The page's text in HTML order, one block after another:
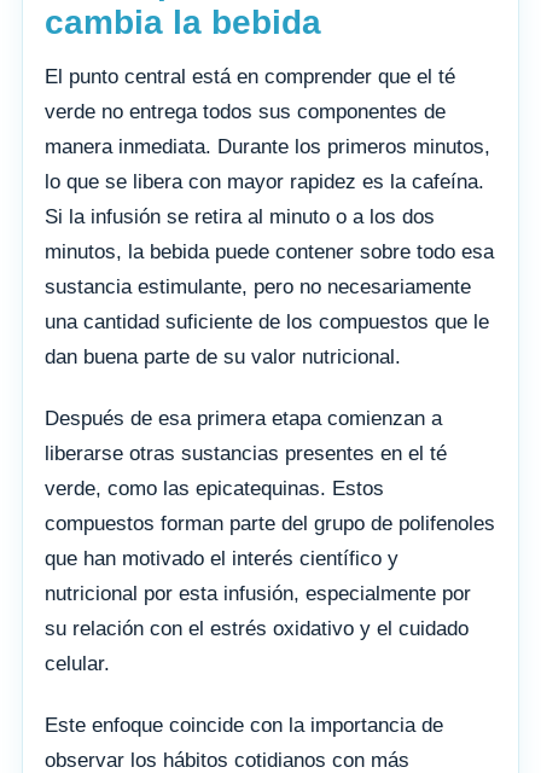
cambia la bebida
El punto central está en comprender que el té
verde no entrega todos sus componentes de
manera inmediata. Durante los primeros minutos,
lo que se libera con mayor rapidez es la cafeína.
Si la infusión se retira al minuto o a los dos
minutos, la bebida puede contener sobre todo esa
sustancia estimulante, pero no necesariamente
una cantidad suficiente de los compuestos que le
dan buena parte de su valor nutricional.
Después de esa primera etapa comienzan a
liberarse otras sustancias presentes en el té
verde, como las epicatequinas. Estos
compuestos forman parte del grupo de polifenoles
que han motivado el interés científico y
nutricional por esta infusión, especialmente por
su relación con el estrés oxidativo y el cuidado
celular.
Este enfoque coincide con la importancia de
observar los hábitos cotidianos con más